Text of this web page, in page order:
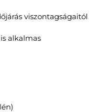
viszontagságaitól
alkalmas